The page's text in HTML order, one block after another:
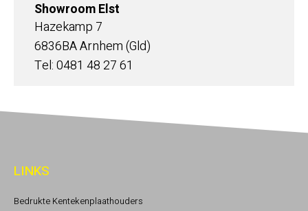
Showroom Elst
Hazekamp 7
6836BA Arnhem (Gld)
Tel: 0481 48 27 61
LINKS
Bedrukte Kentekenplaathouders